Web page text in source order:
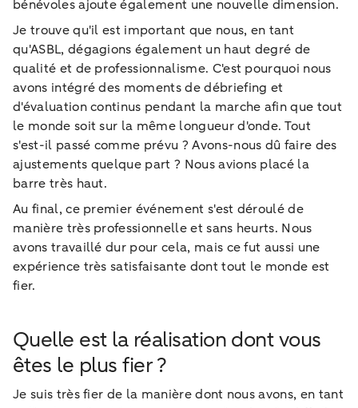
bénévoles ajoute également une nouvelle dimension.
Je trouve qu'il est important que nous, en tant
qu'ASBL, dégagions également un haut degré de
qualité et de professionnalisme. C'est pourquoi nous
avons intégré des moments de débriefing et
d'évaluation continus pendant la marche afin que tout
le monde soit sur la même longueur d'onde. Tout
s'est-il passé comme prévu ? Avons-nous dû faire des
ajustements quelque part ? Nous avions placé la
barre très haut.
Au final, ce premier événement s'est déroulé de
manière très professionnelle et sans heurts. Nous
avons travaillé dur pour cela, mais ce fut aussi une
expérience très satisfaisante dont tout le monde est
fier.
Quelle est la réalisation dont vous
êtes le plus fier ?
Je suis très fier de la manière dont nous avons, en tant